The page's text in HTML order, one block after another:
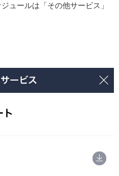
ュールは「その他サービス」